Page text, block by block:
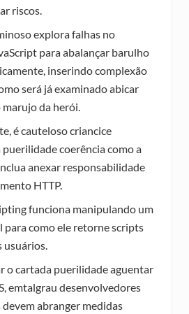
riscos.
explora falhas no
para abalançar barulho
inserindo complexão
será já examinado abicar
da herói.
é cauteloso criancice
coerência como a
anexar responsabilidade
HTTP.
funciona manipulando um
para como ele retorne scripts
usuários.
o cartada puerilidade aguentar
emtalgrau desenvolvedores
abranger medidas